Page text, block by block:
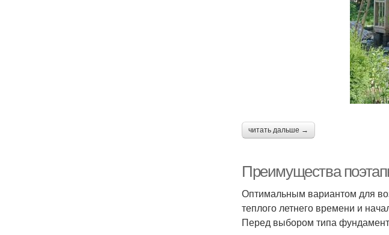
читать дальше →
Преимущества
Оптимальным вариантом для
теплого летнего времени и
Перед выбором типа